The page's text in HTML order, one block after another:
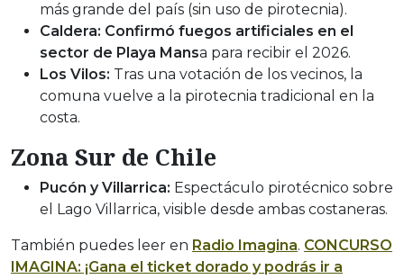
más grande del país (sin uso de pirotecnia).
Caldera: Confirmó fuegos artificiales en el
sector de Playa Mansa para recibir el 2026.
Los Vilos: Tras una votación de los vecinos, la
comuna vuelve a la pirotecnia tradicional en la
costa.
Zona Sur de Chile
Pucón y Villarrica: Espectáculo pirotécnico sobre
el Lago Villarrica, visible desde ambas costaneras.
También puedes leer en Radio Imagina. CONCURSO
IMAGINA: ¡Gana el ticket dorado y podrás ir a